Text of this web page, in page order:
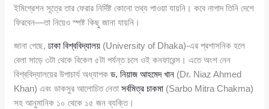
ইমিগ্রেশন সূত্রে তার ফেরার নির্দিষ্ট কোনো তথ্য পাওয়া যায়নি। কবে নাগাদ তিনি দেশে
ফিরবেন—তা নিয়েও স্পষ্ট কিছু জানা যায়নি।
জানা গেছে,ঢাকা বিশ্ববিদ্যালয় (University of Dhaka)-এর প্রশাসনিক হলে
বেলা সাড়ে ৩টা থেকে বিকেল ৫টা পর্যন্ত চলে ওই কনফারেন্স। এতে অংশ নেন
বিশ্ববিদ্যালয়ের উপাচার্য অধ্যাপকড. নিয়াজ আহমেদ খান (Dr. Niaz Ahmed
Khan) এবং ডাকসুর আলোচিত নেতাসর্বমিত্র চাকমা (Sarbo Mitra Chakma)
সহ আনুমানিক ১০ থেকে ১৫ জন ব্যক্তি।